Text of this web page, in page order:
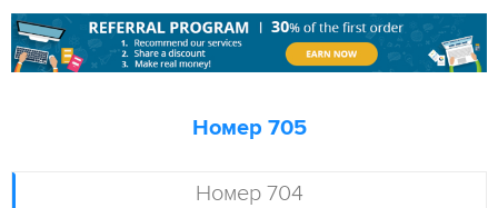
Номер 704
Номер 705